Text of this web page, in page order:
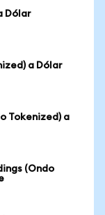
Dólar
a Dólar
Tokenized) a
(Ondo